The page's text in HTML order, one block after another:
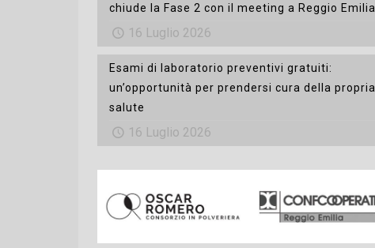
chiude la Fase 2 con il meeting a Reggio Emilia
16 Luglio 2026
Esami di laboratorio preventivi gratuiti:
un’opportunità per prendersi cura della propria
salute
16 Luglio 2026